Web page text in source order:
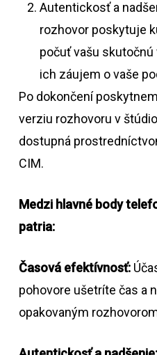
Autentickosť a
rozhovor poskytuje
počuť vašu
ich záujem o vaše
Po dokončení
verziu rozhovoru v
dostupná
CIM.
Medzi hlavné body
patria:
Časová efektívnosť:
pohovore ušetríte čas a
opakovaným